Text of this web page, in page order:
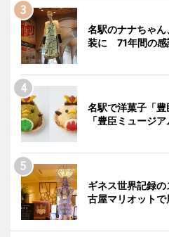
名駅のナナちゃ
装に 71年間の感
名駅で洋菓子「
「豊臣ミュージ
ギネス世界記録
古屋マリオットで